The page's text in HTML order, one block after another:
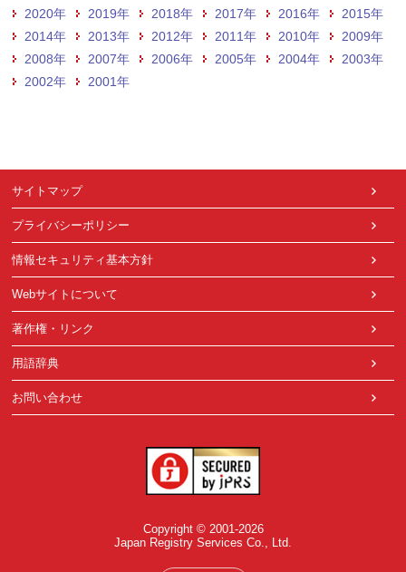
2020年
2019年 2018年 2017年 2016年
2015年
2014年
2013年 2012年 2011年 2010年
2009年
2008年
2007年 2006年 2005年 2004年
2003年
2002年
2001年
サイトマップ
プライバシーポリシー
情報セキュリティ基本方針
Webサイトについて
著作権・リンク
用語辞典
お問い合わせ
Copyright © 2001-2026
Japan Registry Services Co., Ltd.